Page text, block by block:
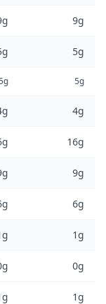
9g
5g
5g
4g
16g
9g
6g
1g
0g
1g